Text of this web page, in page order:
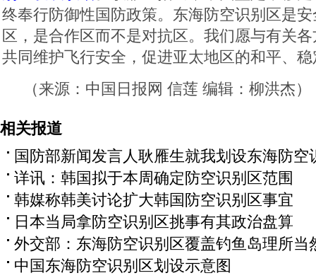
终奉行防御性国防政策。东海防空识别区是
区，是合作区而不是对抗区。我们愿与有关
共同维护飞行安全，促进亚太地区的和平、
（来源：中国日报网 信莲 编辑：柳洪杰）
相关报道
国防部新闻发言人耿雁生就我划设东海防空
详讯：韩国拟于本周确定防空识别区范围
韩媒称韩美讨论扩大韩国防空识别区事宜
日本当局拿防空识别区挑事有其政治盘算
外交部：东海防空识别区覆盖钓鱼岛理所当
中国东海防空识别区划设示意图